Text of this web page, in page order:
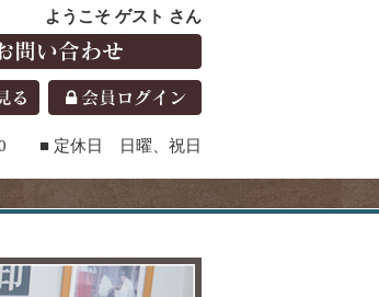
ようこそ ゲスト さん
■ 定休日 日曜、祝日